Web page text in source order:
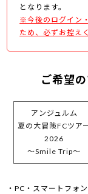
となります。
※今後のログイン
ため、必ずお控え
ご希望
アンジュルム
夏の大冒険FCツア
2026
～Smile Trip～
PC・スマートフォ